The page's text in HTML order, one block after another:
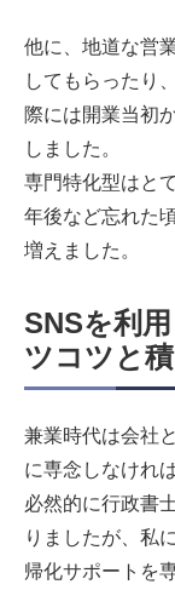
他に、地道な営
してもらったり
際には開業当初
しました。
専門特化型はと
年後など忘れた
増えました。
SNSを利用
ツコツと
兼業時代は会社
に専念しなけれ
必然的に行政書
りましたが、私
帰化サポートを